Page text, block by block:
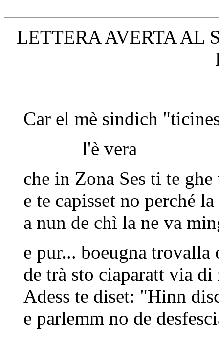
LETTERA AVERTA AL
Car el mè sindich
l'è vera
che in Zona Ses ti te
e te capisset no perché la
a nun de chì la ne va
e pur... boeugna trovalla
de trà sto ciaparatt via di
Adess te diset: "Hinn
e parlemm no de